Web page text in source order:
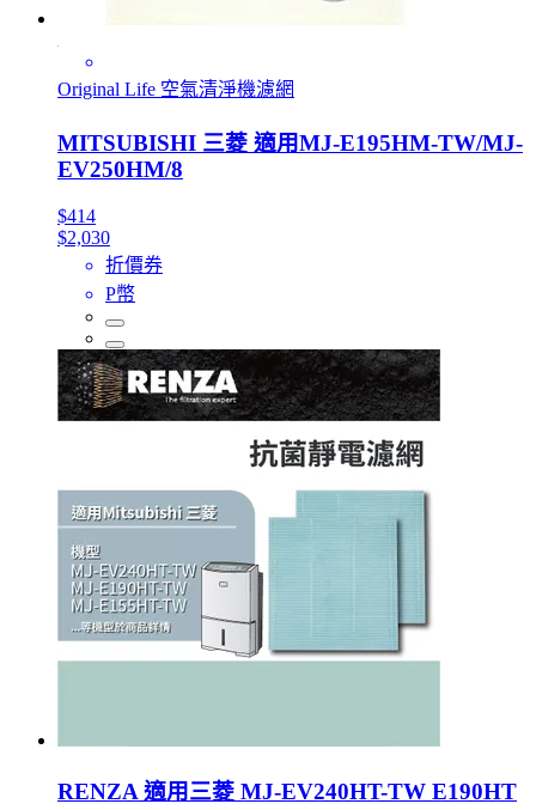
Original Life 空氣清淨機濾網
MITSUBISHI 三菱 適用MJ-E195HM-TW/MJ-
EV250HM/8
$414
$2,030
折價券
P幣
RENZA 適用三菱 MJ-EV240HT-TW E190HT